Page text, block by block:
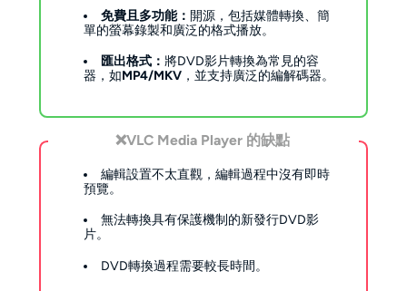
免費且多功能： 開源，包括媒體轉換、簡
單的螢幕錄製和廣泛的格式播放。
匯出格式：將DVD影片轉換為常見的容
器，如MP4/MKV ，並支持廣泛的編解碼器。
❌VLC Media Player 的缺點
編輯設置不太直觀，編輯過程中沒有即時
預覽。
無法轉換具有保護機制的新發行DVD影
片。
DVD轉換過程需要較長時間。